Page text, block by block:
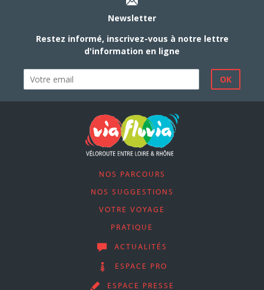
Newsletter
Restez informé, inscrivez-vous à notre lettre
d'information en ligne
NOS PARCOURS
NOS SUGGESTIONS
VOTRE VOYAGE
PRATIQUE
ACTUALITÉS
ESPACE PRO
ESPACE PRESSE